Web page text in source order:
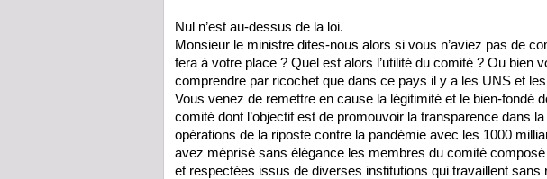
Nul n’est au-dessus de la loi.
Monsieur le ministre dites-nous alors si vous n’aviez pas de
fera à votre place ? Quel est alors l’utilité du comité ? Ou bien
comprendre par ricochet que dans ce pays il y a les UNS et
Vous venez de remettre en cause la légitimité et le bien-fondé
comité dont l’objectif est de promouvoir la transparence dans
opérations de la riposte contre la pandémie avec les 1000
avez méprisé sans élégance les membres du comité
et respectées issus de diverses institutions qui travaillent sans